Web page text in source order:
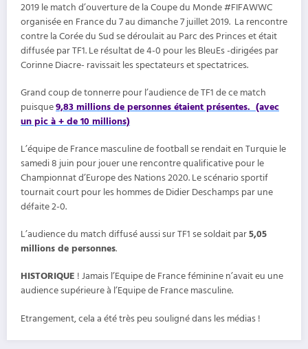
2019 le match d’ouverture de la Coupe du Monde #FIFAWWC
organisée en France du 7 au dimanche 7 juillet 2019. La rencontre
contre la Corée du Sud se déroulait au Parc des Princes et était
diffusée par TF1. Le résultat de 4-0 pour les BleuEs -dirigées par
Corinne Diacre- ravissait les spectateurs et spectatrices.
Grand coup de tonnerre pour l’audience de TF1 de ce match
puisque9,83 millions de personnes étaient présentes. (avec
un pic à + de 10 millions)
L’équipe de France masculine de football se rendait en Turquie le
samedi 8 juin pour jouer une rencontre qualificative pour le
Championnat d’Europe des Nations 2020. Le scénario sportif
tournait court pour les hommes de Didier Deschamps par une
défaite 2-0.
L’audience du match diffusé aussi sur TF1 se soldait par5,05
millions de personnes.
HISTORIQUE ! Jamais l’Equipe de France féminine n’avait eu une
audience supérieure à l’Equipe de France masculine.
Etrangement, cela a été très peu souligné dans les médias !